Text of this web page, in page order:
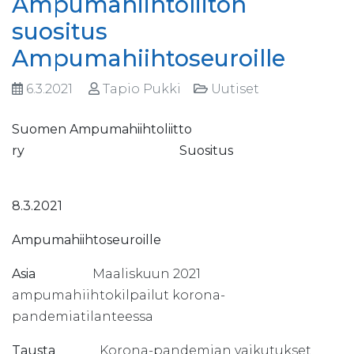
suositus
Ampumahiihtoseuroille
6.3.2021 Tapio Pukki Uutiset
Suomen Ampumahiihtoliitto
ry
Suositus
8.3.2021
Ampumahiihtoseuroille
Asia Maaliskuun 2021
ampumahiihtokilpailut korona-
pandemiatilanteessa
Tausta Korona-pandemian vaikutukset